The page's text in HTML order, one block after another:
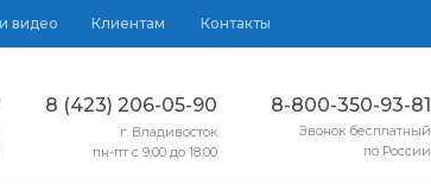
видео Клиентам Контакты
8 (423) 206-05-90 8-800-350-93-81
Звонок бесплатный
по России
г. Владивосток
пн-пт с 9:00 до 18:00